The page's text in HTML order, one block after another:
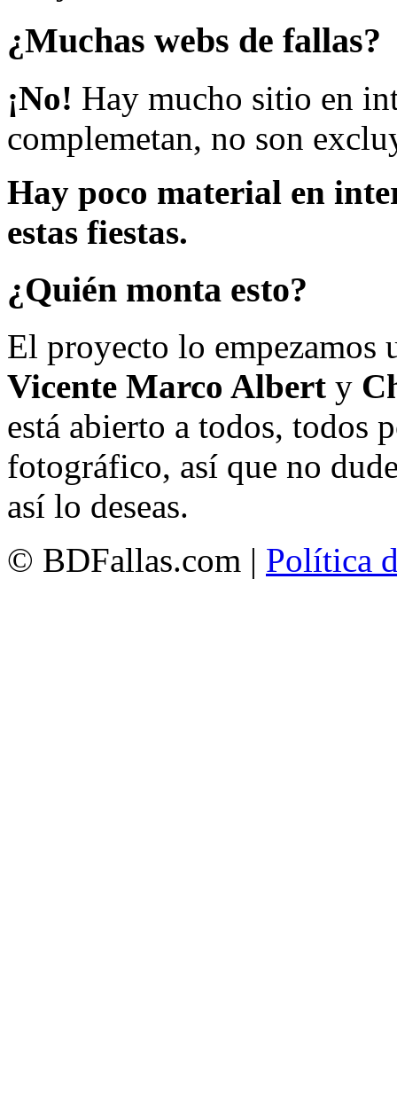
¿Muchas webs de fallas?
¡No! Hay mucho sitio en
complemetan, no son
Hay poco material en
estas fiestas.
¿Quién monta esto?
El proyecto lo empezamos
Vicente Marco Albert y
está abierto a todos, todos
fotográfico, así que no
así lo deseas.
© BDFallas.com | Política